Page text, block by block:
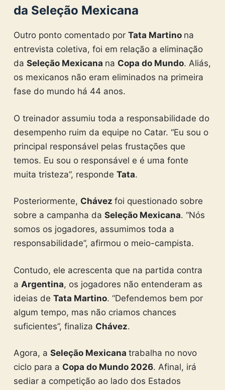
da Seleção Mexicana
Outro ponto comentado por Tata Martino na
entrevista coletiva, foi em relação a eliminação
da Seleção Mexicana na Copa do Mundo. Aliás,
os mexicanos não eram eliminados na primeira
fase do mundo há 44 anos.
O treinador assumiu toda a responsabilidade do
desempenho ruim da equipe no Catar. “Eu sou o
principal responsável pelas frustações que
temos. Eu sou o responsável e é uma fonte
muita tristeza”, responde Tata.
Posteriormente, Chávez foi questionado sobre
sobre a campanha da Seleção Mexicana. “Nós
somos os jogadores, assumimos toda a
responsabilidade”, afirmou o meio-campista.
Contudo, ele acrescenta que na partida contra
a Argentina, os jogadores não entenderam as
ideias de Tata Martino. “Defendemos bem por
algum tempo, mas não criamos chances
suficientes”, finaliza Chávez.
Agora, a Seleção Mexicana trabalha no novo
ciclo para a Copa do Mundo 2026. Afinal, irá
sediar a competição ao lado dos Estados